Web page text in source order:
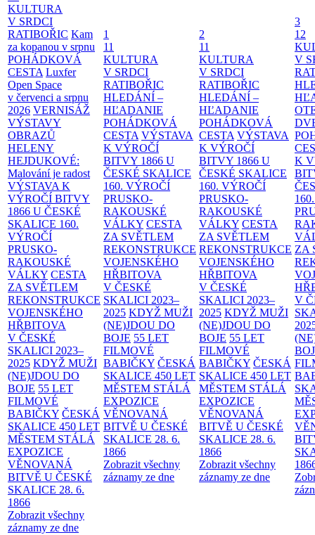
KULTURA
V SRDCI
RATIBOŘIC Kam
za kopanou v srpnu
POHÁDKOVÁ
CESTA Luxfer
Open Space
v červenci a srpnu
2026 VERNISÁŽ
VÝSTAVY
OBRAZŮ
HELENY
HEJDUKOVÉ:
Malování je radost
VÝSTAVA K
VÝROČÍ BITVY
1866 U ČESKÉ
SKALICE 160.
VÝROČÍ
PRUSKO-
RAKOUSKÉ
VÁLKY CESTA
ZA SVĚTLEM
REKONSTRUKCE
VOJENSKÉHO
HŘBITOVA
V ČESKÉ
SKALICI 2023–
2025 KDYŽ MUŽI
(NE)JDOU DO
BOJE 55 LET
FILMOVÉ
BABIČKY ČESKÁ
SKALICE 450 LET
MĚSTEM STÁLÁ
EXPOZICE
VĚNOVANÁ
BITVĚ U ČESKÉ
SKALICE 28. 6.
1866
Zobrazit všechny
záznamy ze dne
1
11
KULTURA
V SRDCI
RATIBOŘIC
HLEDÁNÍ –
HĽADANIE
POHÁDKOVÁ
CESTA VÝSTAVA
K VÝROČÍ
BITVY 1866 U
ČESKÉ SKALICE
160. VÝROČÍ
PRUSKO-
RAKOUSKÉ
VÁLKY CESTA
ZA SVĚTLEM
REKONSTRUKCE
VOJENSKÉHO
HŘBITOVA
V ČESKÉ
SKALICI 2023–
2025 KDYŽ MUŽI
(NE)JDOU DO
BOJE 55 LET
FILMOVÉ
BABIČKY ČESKÁ
SKALICE 450 LET
MĚSTEM STÁLÁ
EXPOZICE
VĚNOVANÁ
BITVĚ U ČESKÉ
SKALICE 28. 6.
1866
Zobrazit všechny
záznamy ze dne
2
11
KULTURA
V SRDCI
RATIBOŘIC
HLEDÁNÍ –
HĽADANIE
POHÁDKOVÁ
CESTA VÝSTAVA
K VÝROČÍ
BITVY 1866 U
ČESKÉ SKALICE
160. VÝROČÍ
PRUSKO-
RAKOUSKÉ
VÁLKY CESTA
ZA SVĚTLEM
REKONSTRUKCE
VOJENSKÉHO
HŘBITOVA
V ČESKÉ
SKALICI 2023–
2025 KDYŽ MUŽI
(NE)JDOU DO
BOJE 55 LET
FILMOVÉ
BABIČKY ČESKÁ
SKALICE 450 LET
MĚSTEM STÁLÁ
EXPOZICE
VĚNOVANÁ
BITVĚ U ČESKÉ
SKALICE 28. 6.
1866
Zobrazit všechny
záznamy ze dne
3
12
V
K
ZA
V